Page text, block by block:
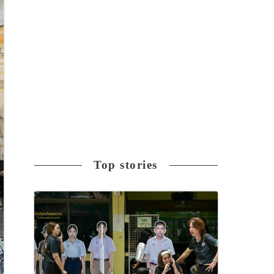
Top stories